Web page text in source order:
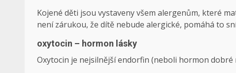
Kojené děti jsou vystaveny všem alergenům, které
není zárukou, že dítě nebude alergické, pomáhá to
oxytocin – hormon lásky
Oxytocin je nejsilnější endorfin (neboli hormon dobré